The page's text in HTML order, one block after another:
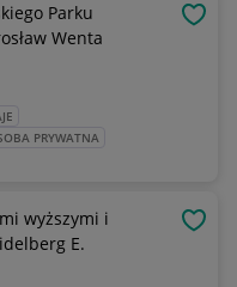
Parku
Wenta
PRYWATNA
wyższymi i
E.